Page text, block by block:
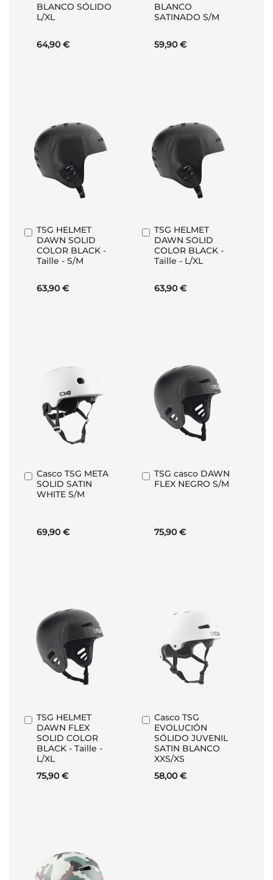
BLANCO SÓLIDO
L/XL
64,90 €
carrito
BLANCO
SATINADO S/M
59,90 €
carrito
TSG HELMET
DAWN SOLID
COLOR BLACK -
Taille - S/M
63,90 €
Añadir
al
carrito
TSG HELMET
DAWN SOLID
COLOR BLACK -
Taille - L/XL
63,90 €
Añadir
al
carrito
Casco TSG META
SOLID SATIN
WHITE S/M
69,90 €
Añadir
al
carrito
TSG casco DAWN
FLEX NEGRO S/M
75,90 €
Añadir
al
TSG HELMET
DAWN FLEX
SOLID COLOR
BLACK - Taille -
L/XL
75,90 €
Añadir
al
carrito
Casco TSG
EVOLUCIÓN
SÓLIDO JUVENIL
SATIN BLANCO
XXS/XS
58,00 €
Añadir
al
carrito